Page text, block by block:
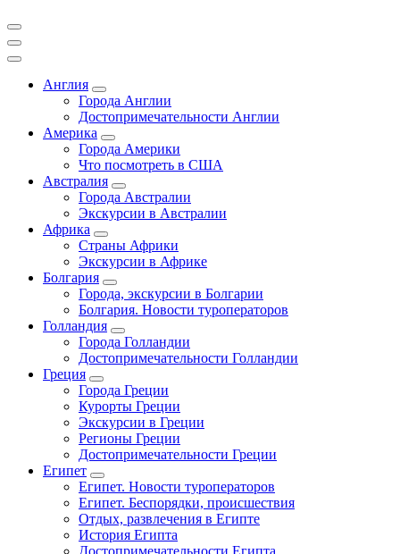
Англия
Города Англии
Достопримечательности Англии
Америка
Города Америки
Что посмотреть в США
Австралия
Города Австралии
Экскурсии в Австралии
Африка
Страны Африки
Экскурсии в Африке
Болгария
Города, экскурсии в Болгарии
Болгария. Новости туроператоров
Голландия
Города Голландии
Достопримечательности Голландии
Греция
Города Греции
Курорты Греции
Экскурсии в Греции
Регионы Греции
Достопримечательности Греции
Египет
Египет. Новости туроператоров
Египет. Беспорядки, происшествия
Отдых, развлечения в Египте
История Египта
Достопримечательности Египта